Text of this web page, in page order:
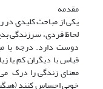
مقدمه
یکی از مباحث کلیدی
لحاظ فردی، سرزندگی
دوست دارد. درجه یا
قیاس با دیگران کم یا
معنای زندگی را درک